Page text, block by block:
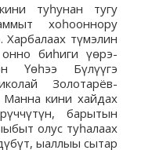
туһунан тугу
хоһооннору
Харбалаах түмэлин
биһиги үөрэ-
Үөһээ Бүлүүгэ
Золотарёв-
Манна кини хайдах
барытын
олус туһалаах
ыаллыы сытар